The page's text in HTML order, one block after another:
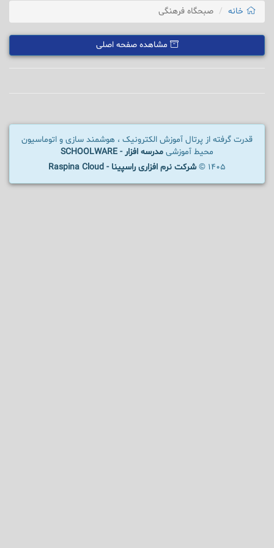
خانه صبحگاه فرهنگی
مشاهده صفحه اصلی
قدرت گرفته از پرتال آموزش الکترونیک ، هوشمند سازی و اتوماسیون
محیط آموزشی مدرسه افزار - SCHOOLWARE
1405 ©
شرکت نرم افزاری راسپینا - Raspina Cloud